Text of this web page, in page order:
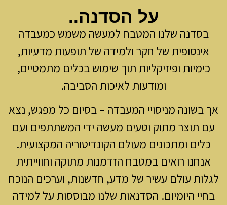
על הסדנה..
שלנו המטבח למעשה משמש כמעבדה
של חקר ולמידה של תופעות מדעיות,
ופיזיקליות תוך שימוש בכלים מתמטיים,
ומודעות לאיכות הסביבה.
מניסויי המעבדה – בסיום כל מפגש, נצא
תוצר מתוק וטעים מעשה ידי המשתתפים ועם
ומתכונים מעולם הקונדיטוריה המקצועית.
רואים במטבח הזדמנות מתוקה וחווייתית
עולם עשיר של מדע, חדשנות, וערכים הנוכח
היומיום. הסדנאות שלנו מבוססות על למידה